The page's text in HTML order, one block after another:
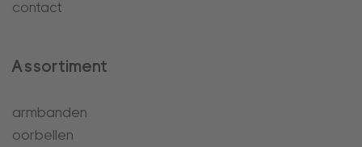
contact
Assortiment
armbanden
oorbellen